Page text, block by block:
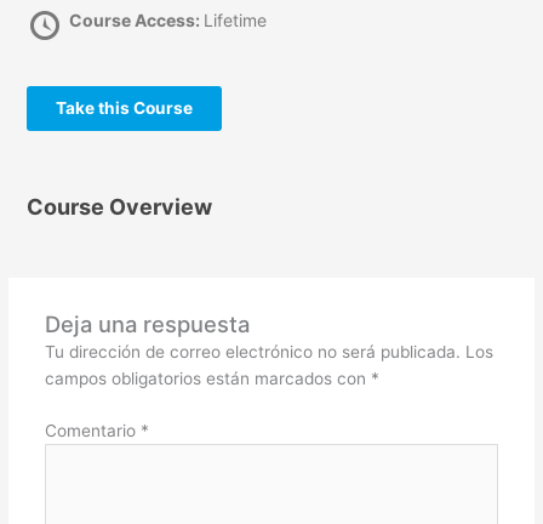
Course Access: Lifetime
Take this Course
Course Overview
Deja una respuesta
Tu dirección de correo electrónico no será publicada. Los
campos obligatorios están marcados con *
Comentario *